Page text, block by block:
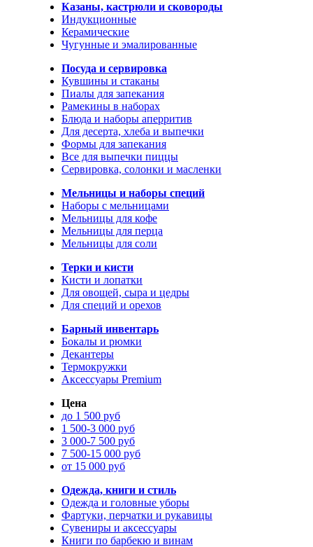
Казаны, кастрюли и сковороды
Индукционные
Керамические
Чугунные и эмалированные
Посуда и сервировка
Кувшины и стаканы
Пиалы для запекания
Рамекины в наборах
Блюда и наборы аперритив
Для десерта, хлеба и выпечки
Формы для запекания
Все для выпечки пиццы
Сервировка, солонки и масленки
Мельницы и наборы специй
Наборы с мельницами
Мельницы для кофе
Мельницы для перца
Мельницы для соли
Терки и кисти
Кисти и лопатки
Для овощей, сыра и цедры
Для специй и орехов
Барный инвентарь
Бокалы и рюмки
Декантеры
Термокружки
Аксессуары Premium
Цена
до 1 500 руб
1 500-3 000 руб
3 000-7 500 руб
7 500-15 000 руб
от 15 000 руб
Одежда, книги и стиль
Одежда и головные уборы
Фартуки, перчатки и рукавицы
Сувениры и аксессуары
Книги по барбекю и винам